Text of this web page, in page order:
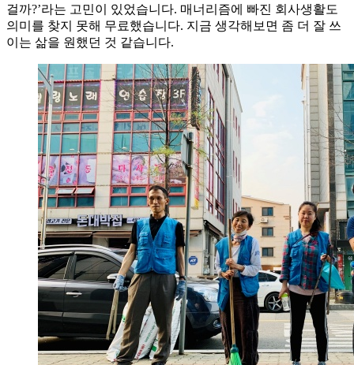
걸까?’라는 고민이 있었습니다. 매너리즘에 빠진 회사생활도
의미를 찾지 못해 무료했습니다. 지금 생각해보면 좀 더 잘 쓰
이는 삶을 원했던 것 같습니다.